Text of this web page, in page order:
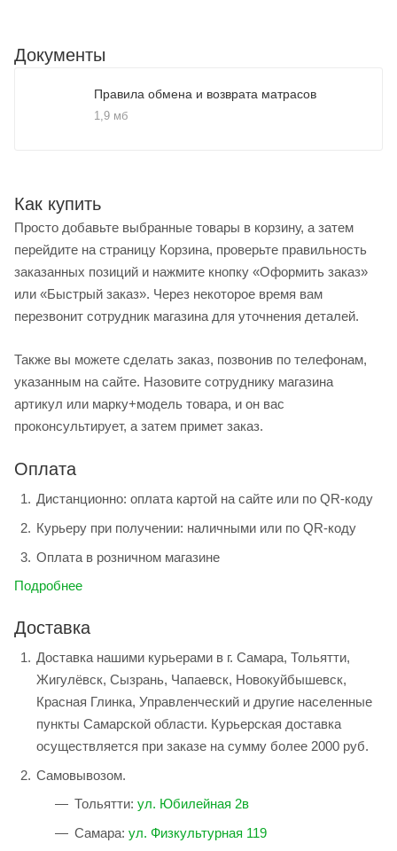
Документы
Правила обмена и возврата матрасов
1,9 мб
Как купить
Просто добавьте выбранные товары в корзину, а затем
перейдите на страницу Корзина, проверьте правильность
заказанных позиций и нажмите кнопку «Оформить заказ»
или «Быстрый заказ». Через некоторое время вам
перезвонит сотрудник магазина для уточнения деталей.
Также вы можете сделать заказ, позвонив по телефонам,
указанным на сайте. Назовите сотруднику магазина
артикул или марку+модель товара, и он вас
проконсультирует, а затем примет заказ.
Оплата
Дистанционно: оплата картой на сайте или по QR-коду
Курьеру при получении: наличными или по QR-коду
Оплата в розничном магазине
Подробнее
Доставка
Доставка нашими курьерами в г. Самара, Тольятти,
Жигулёвск, Сызрань, Чапаевск, Новокуйбышевск,
Красная Глинка, Управленческий и другие населенные
пункты Самарской области. Курьерская доставка
осуществляется при заказе на сумму более 2000 руб.
Самовывозом.
Тольятти: ул. Юбилейная 2в
Самара: ул. Физкультурная 119